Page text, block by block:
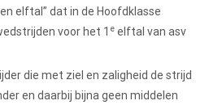
elftal” dat in de Hoofdklasse
voor het 1 e elftal van asv
die met ziel en zaligheid de strijd
en daarbij bijna geen middelen